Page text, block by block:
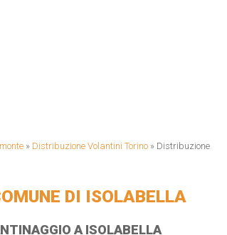
» Distribuzione Volantini Torino » Distribuzione
DI ISOLABELLA
A ISOLABELLA